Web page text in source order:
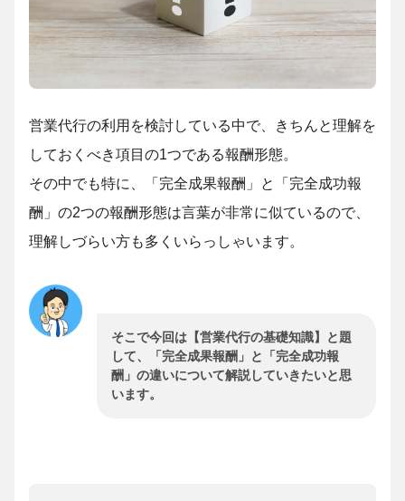
営業代行の利用を検討している中で、きちんと理解を
しておくべき項目の1つである報酬形態。
その中でも特に、「完全成果報酬」と「完全成功報
酬」の2つの報酬形態は言葉が非常に似ているので、
理解しづらい方も多くいらっしゃいます。
そこで今回は【営業代行の基礎知識】と題
して、「完全成果報酬」と「完全成功報
酬」の違いについて解説していきたいと思
います。